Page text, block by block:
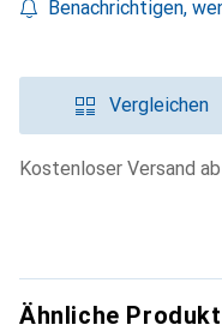
Benachrichtigen,
Vergleichen
Kostenloser Versand
Ähnliche